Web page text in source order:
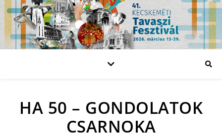
HA 50 – GONDOLATOK
CSARNOKA